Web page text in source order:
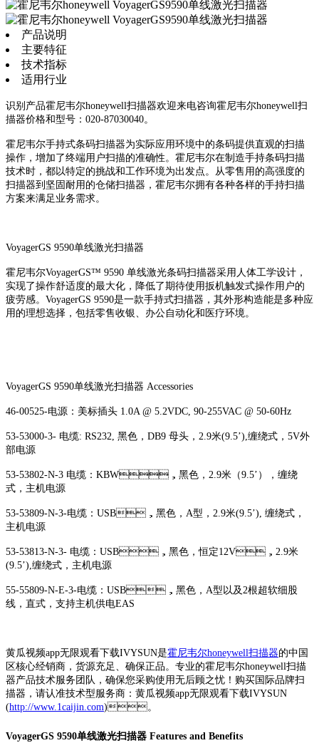
产品说明
主要特征
技术指标
适用行业
识别产品霍尼韦尔honeywell扫描器欢迎来电咨询霍尼韦尔honeywell扫
描器价格和型号：020-87030040。
霍尼韦尔手持式条码扫描器为实际应用环境中的条码提供直观的扫描
操作，增加了终端用户扫描的准确性。霍尼韦尔在制造手持条码扫描
技术时，都以特定的挑战和工作环境为出发点。从零售用的高强度的
扫描器到坚固耐用的仓储扫描器，霍尼韦尔拥有各种各样的手持扫描
方案来满足业务需求。
VoyagerGS 9590单线激光扫描器
霍尼韦尔VoyagerGS™ 9590 单线激光条码扫描器采用人体工学设计，
实现了操作舒适度的最大化，降低了期待使用扳机触发式操作用户的
疲劳感。VoyagerGS 9590是一款手持式扫描器，其外形构造能是多种应
用的理想选择，包括零售收银、办公自动化和医疗环境。
VoyagerGS 9590单线激光扫描器 Accessories
46-00525-电源：美标插头 1.0A @ 5.2VDC, 90-255VAC @ 50-60Hz
53-53000-3- 电缆: RS232, 黑色，DB9 母头，2.9米(9.5’),缠绕式，5V外
部电源
53-53802-N-3 电缆：KBW，黑色，2.9米（9.5’），缠绕
式，主机电源
53-53809-N-3-电缆：USB，黑色，A型，2.9米(9.5’), 缠绕式，
主机电源
53-53813-N-3- 电缆：USB，黑色，恒定12V，2.9米
(9.5’),缠绕式，主机电源
55-55809-N-E-3-电缆：USB，黑色，A型以及2根超软细股
线，直式，支持主机供电EAS
黄瓜视频app无限观看下载IVYSUN是霍尼韦尔honeywell扫描器的中国
区核心经销商，货源充足、确保正品。专业的霍尼韦尔honeywell扫描
器产品技术服务团队，确保您采购使用无后顾之忧！购买国际品牌扫
描器，请认准技术型服务商：黄瓜视频app无限观看下载IVYSUN
(http://www.1caijin.com)。
VoyagerGS 9590单线激光扫描器 Features and Benefits